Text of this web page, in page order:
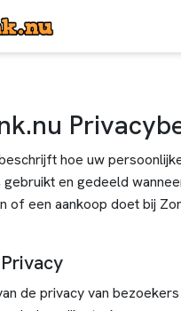
hoe uw
en gedeeld
of een aankoop doet bij
de privacy van bezoekers